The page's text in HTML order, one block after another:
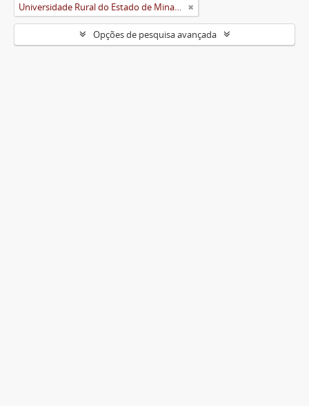
Universidade Rural do Estado de Minas Gerais (Uremg)
Opções de pesquisa avançada